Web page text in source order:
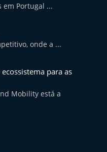
em Portugal ...
onde a ...
para as
Mobility está a